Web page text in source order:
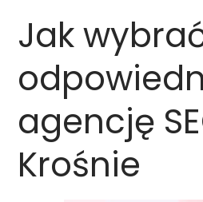
Jak
agencję
Krośnie